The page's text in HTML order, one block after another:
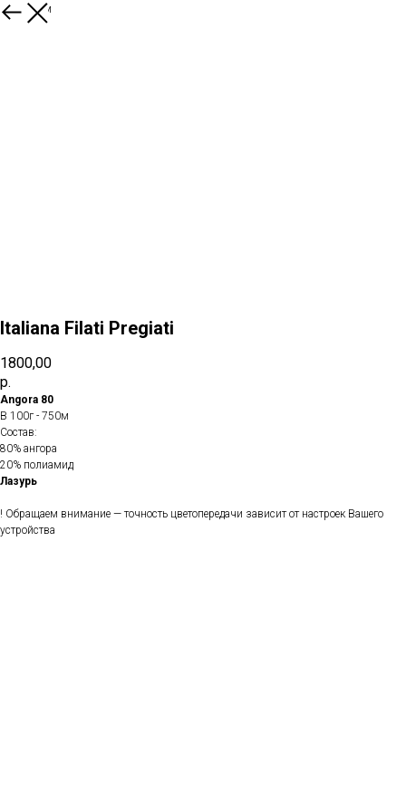
К товарам
Italiana Filati Pregiati
1800,00
р.
Angora 80
В 100г - 750м
Состав:
80% ангора
20% полиамид
Лазурь
! Обращаем внимание — точность цветопередачи зависит от настроек Вашего
устройства